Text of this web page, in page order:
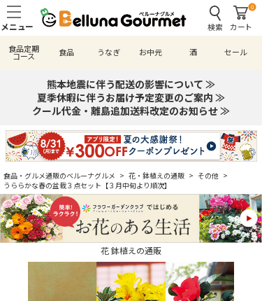
検索
0
カート
食品定期
コース 食品 うなぎ お中元 酒 セール
熊本地震に伴う配送の影響について ≫
夏季休暇に伴うお届け予定変更のご案内 ≫
クール代金・離島追加送料改定のお知らせ ≫
食品・グルメ通販のベルーナグルメ > 花・鉢植えの通販 > その他 >
うららかな春の盆栽３点セット【３月中旬より順次】
花 鉢植えの通販